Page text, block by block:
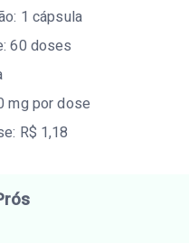
1 cápsula
60 doses
mg por dose
R$ 1,18